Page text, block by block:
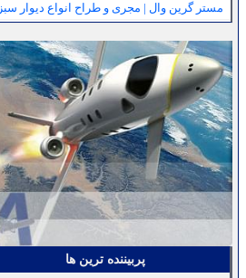
مستر گرین وال | مجری و طراح انواع دیوار سبز
پربیننده ترین ها